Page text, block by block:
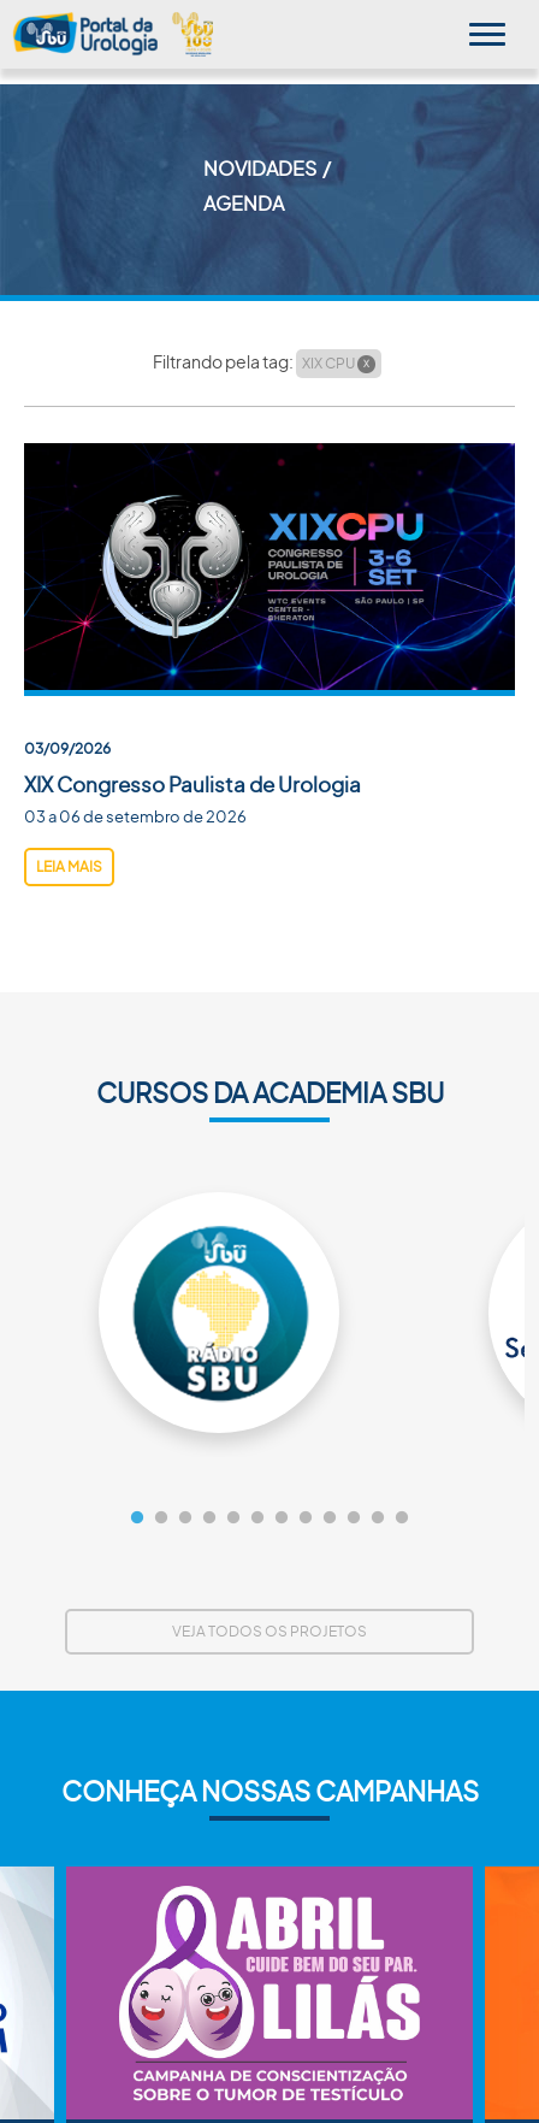
SBU NO CONSULTÓRIO
EDUCAÇÃO CONTINUADA
ACADEMIA SBU
CONTATO
NOVIDADES
AGENDA
Filtrando pela tag: XIX CPU X
03/09/2026
XIX Congresso Paulista de Urologia
03 a 06 de setembro de 2026
LEIA MAIS
CURSOS DA ACADEMIA SBU
VEJA TODOS OS PROJETOS
CONHEÇA NOSSAS CAMPANHAS